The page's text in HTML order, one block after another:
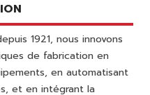
1921, nous innovons
de fabrication en
en automatisant
et en intégrant la